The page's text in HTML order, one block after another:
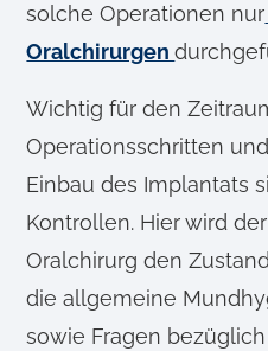
solche Operationen nur
Oralchirurgen
Wichtig für den
Operationsschritten
Einbau des Implantats
Kontrollen. Hier wird
Oralchirurg den
die allgemeine
sowie Fragen